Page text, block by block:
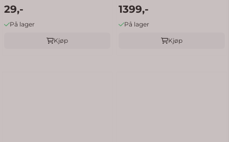
29,-
På lager
Kjøp
1399,-
På lager
Kjøp